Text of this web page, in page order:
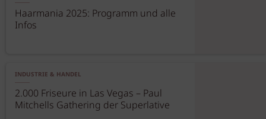
Haarmania 2025: Programm und alle
Infos
INDUSTRIE & HANDEL
2.000 Friseure in Las Vegas – Paul
Mitchells Gathering der Superlative